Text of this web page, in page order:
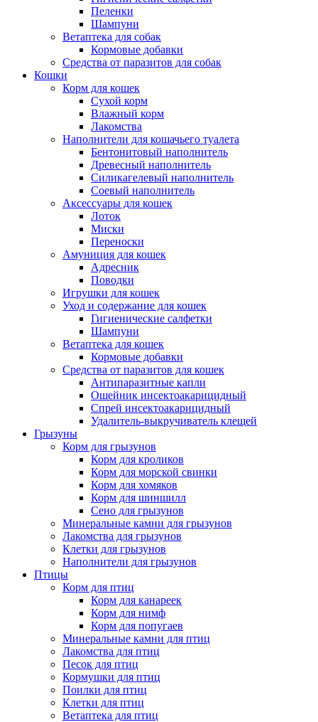
Пеленки
Шампуни
Ветаптека для собак
Кормовые добавки
Средства от паразитов для собак
Кошки
Корм для кошек
Сухой корм
Влажный корм
Лакомства
Наполнители для кошачьего туалета
Бентонитовый наполнитель
Древесный наполнитель
Силикагелевый наполнитель
Соевый наполнитель
Аксессуары для кошек
Лоток
Миски
Переноски
Амуниция для кошек
Адресник
Поводки
Игрушки для кошек
Уход и содержание для кошек
Гигиенические салфетки
Шампуни
Ветаптека для кошек
Кормовые добавки
Средства от паразитов для кошек
Антипаразитные капли
Ошейник инсектоакарицидный
Спрей инсектоакарицидный
Удалитель-выкручиватель клещей
Грызуны
Корм для грызунов
Корм для кроликов
Корм для морской свинки
Корм для хомяков
Корм для шиншилл
Сено для грызунов
Минеральные камни для грызунов
Лакомства для грызунов
Клетки для грызунов
Наполнители для грызунов
Птицы
Корм для птиц
Корм для канареек
Корм для нимф
Корм для попугаев
Минеральные камни для птиц
Лакомства для птиц
Песок для птиц
Кормушки для птиц
Поилки для птиц
Клетки для птиц
Ветаптека для птиц